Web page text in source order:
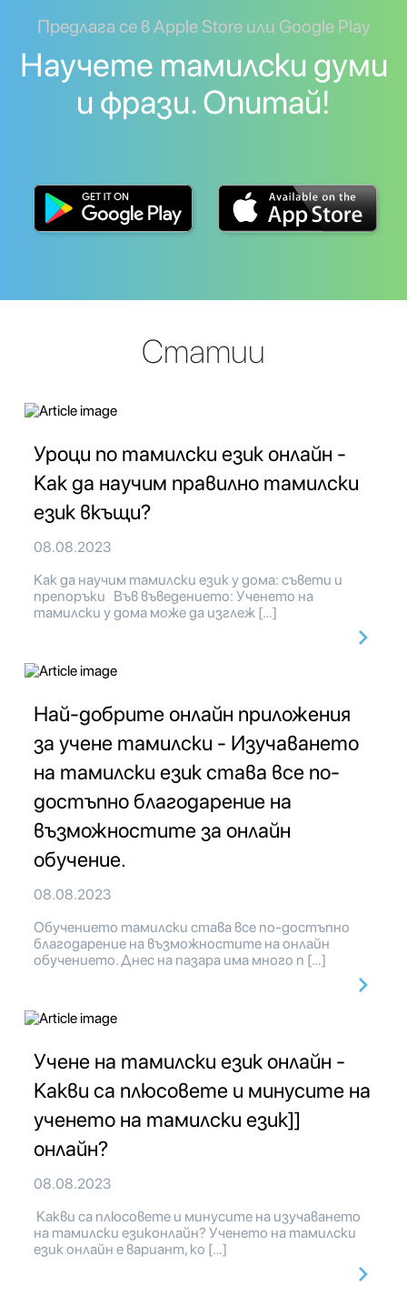
Предлага се в Apple Store или Google Play
Научете тамилски думи
и фрази. Опитай!
Статии
Уроци по тамилски език онлайн -
Как да научим правилно тамилски
език вкъщи?
08.08.2023
Как да научим тамилски език у дома: съвети и
препоръки Във въведението: Ученето на
тамилски у дома може да изглеж […]
Най-добрите онлайн приложения
за учене тамилски - Изучаването
на тамилски език става все по-
достъпно благодарение на
възможностите за онлайн
обучение.
08.08.2023
Обучението тамилски става все по-достъпно
благодарение на възможностите на онлайн
обучението. Днес на пазара има много п […]
Учене на тамилски език онлайн -
Какви са плюсовете и минусите на
ученето на тамилски език]]
онлайн?
08.08.2023
Какви са плюсовете и минусите на изучаването
на тамилски езиконлайн? Ученето на тамилски
език онлайн е вариант, ко […]